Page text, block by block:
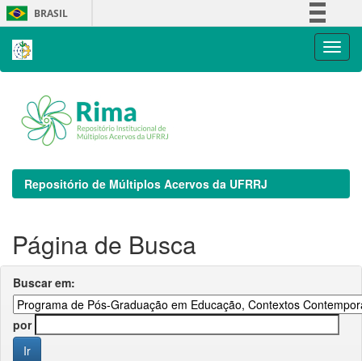
Skip
navigation
BRASIL
Repositório de Múltiplos Acervos da UFRRJ
Página de Busca
Buscar em:
por